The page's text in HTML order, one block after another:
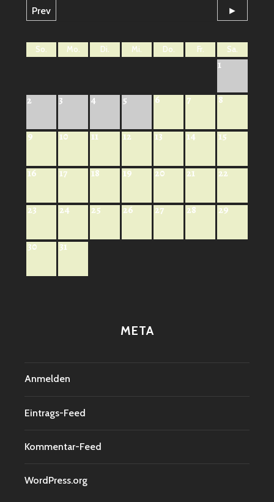
Prev
►
So. Mo. Di. Mi. Do. Fr. Sa.
1
2 3 4 5 6 7 8
9 10 11 12 13 14 15
16 17 18 19 20 21 22
23 24 25 26 27 28 29
30 31
META
Anmelden
Eintrags-Feed
Kommentar-Feed
WordPress.org